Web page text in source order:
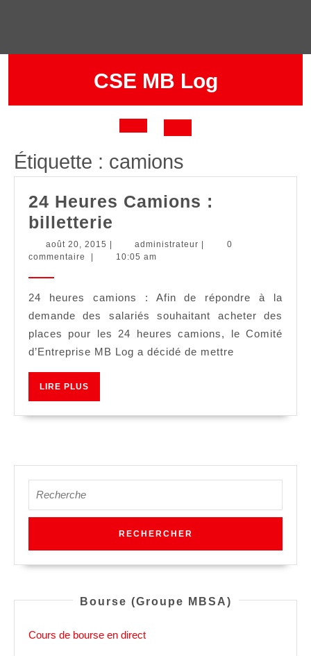
CSE MB Log
Button
Étiquette : camions
24 Heures Camions :
billetterie
Heures
Camions
billetterie
août 20, 2015 août
20,
administrateur administrateur
0
commentaire
10:05 am
24 heures camions : Afin de répondre à la
demande des salariés souhaitant acheter des
places pour les 24 heures camions, le Comité
d’Entreprise MB Log a décidé de mettre
LIRE PLUS
for:
Bourse (Groupe MBSA)
Cours de bourse en direct